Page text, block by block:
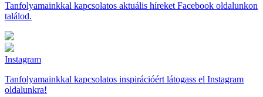
Tanfolyamainkkal kapcsolatos aktuális híreket Facebook oldalunkon
találod.
Instagram
Tanfolyamainkkal kapcsolatos inspirációért látogass el Instagram
oldalunkra!